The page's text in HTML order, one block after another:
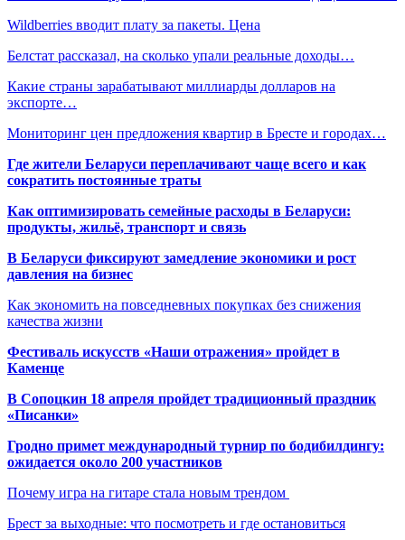
Wildberries вводит плату за пакеты. Цена
Белстат рассказал, на сколько упали реальные доходы…
Какие страны зарабатывают миллиарды долларов на
экспорте…
Мониторинг цен предложения квартир в Бресте и городах…
Где жители Беларуси переплачивают чаще всего и как
сократить постоянные траты
Как оптимизировать семейные расходы в Беларуси:
продукты, жильё, транспорт и связь
В Беларуси фиксируют замедление экономики и рост
давления на бизнес
Как экономить на повседневных покупках без снижения
качества жизни
Фестиваль искусств «Наши отражения» пройдет в
Каменце
В Сопоцкин 18 апреля пройдет традиционный праздник
«Писанки»
Гродно примет международный турнир по бодибилдингу:
ожидается около 200 участников
Почему игра на гитаре стала новым трендом
Брест за выходные: что посмотреть и где остановиться